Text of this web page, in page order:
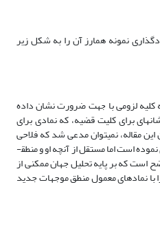
نمونه هم­ارز آن را به شکل زیر
کلیه لزومی با جهت ضرورت نشان داده
برای کلیت قضیه، که نمادی برای
مقاله، نمی­توان مدعی شد که فلاحی
سور شرطی را چونان جهت صورت­بندی نموده است اما مستقل از آنچه او و منطق­
است که بر پایه تحلیل جهان ممکنی از
نمادهای معمول منطق موجهات جدید